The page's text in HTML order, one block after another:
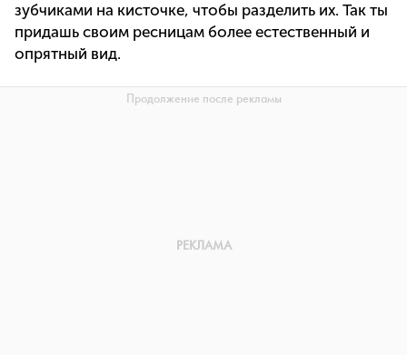
зубчиками на кисточке, чтобы разделить их. Так ты
придашь своим ресницам более естественный и
опрятный вид.